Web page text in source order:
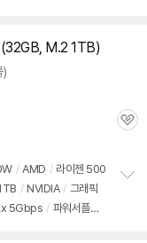
M.2 1TB)
)
관
/ AMD / 라이젠 500
/ NVIDIA / 그래픽
5Gbps / 파워서플라